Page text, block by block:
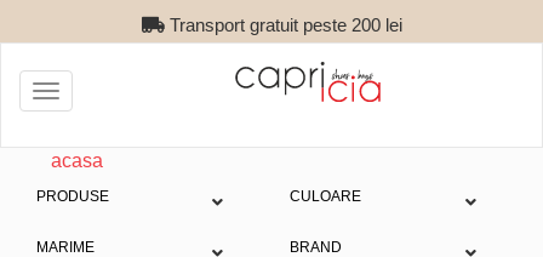
Transport gratuit peste 200 lei
Toggle
navigation
acasa
PRODUSE CULOARE
MARIME BRAND